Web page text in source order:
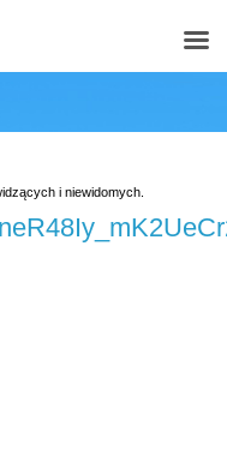
i niewidomych.